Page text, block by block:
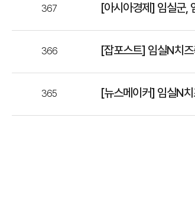
367 [아시아경제] 임실군,
366 [잡포스트] 임실N치
365 [뉴스메이커] 임실N